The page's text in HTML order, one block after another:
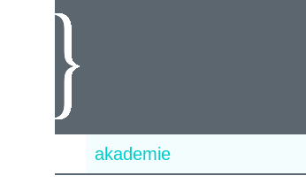
akademie